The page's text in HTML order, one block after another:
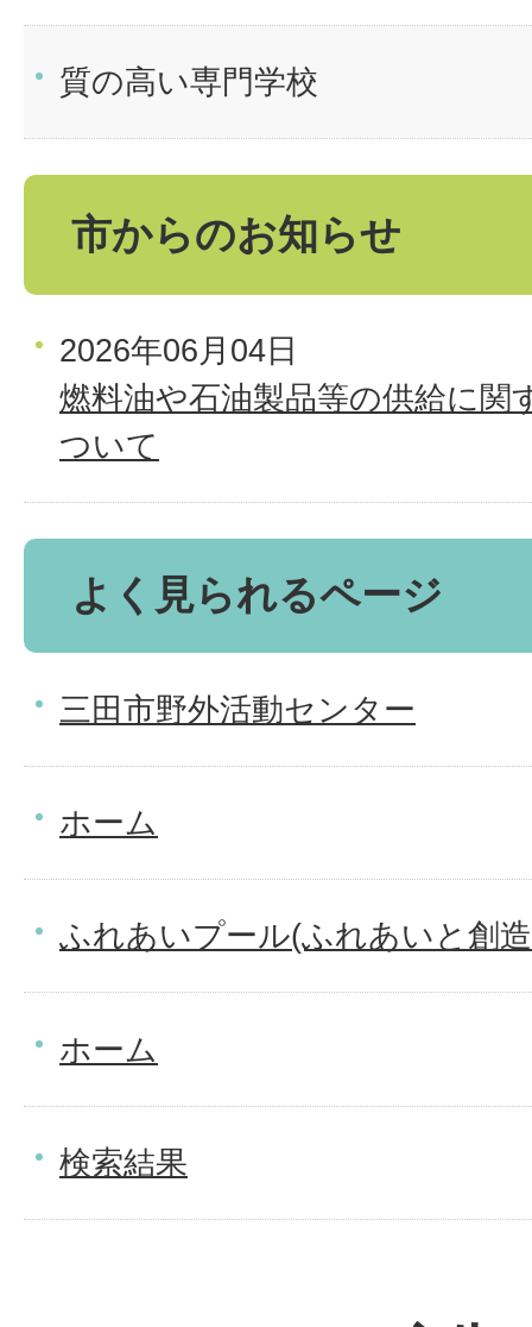
質の高い専門学校
市からのお知らせ
2026年06月04日
燃料油や石油製品等の供給に関
ついて
よく見られるページ
三田市野外活動センター
ホーム
ふれあいプール(ふれあいと創
ホーム
検索結果